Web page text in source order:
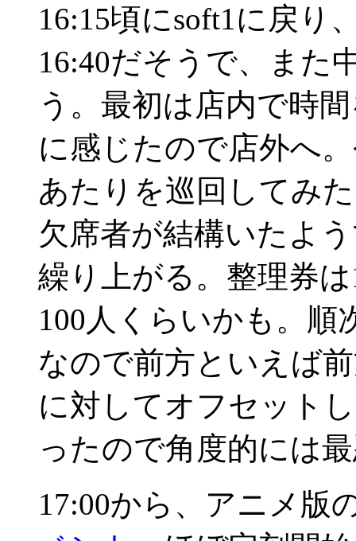
16:15頃にsoft1に戻り
16:40だそうで、また
う。最初は店内で時
に感じたので店外へ
あたりを巡回してみ
欠席者が結構いたよ
繰り上がる。整理券
100人くらいかも。順
なので前方といえば
に対してオフセット
ったので角度的には
17:00から、アニメ版